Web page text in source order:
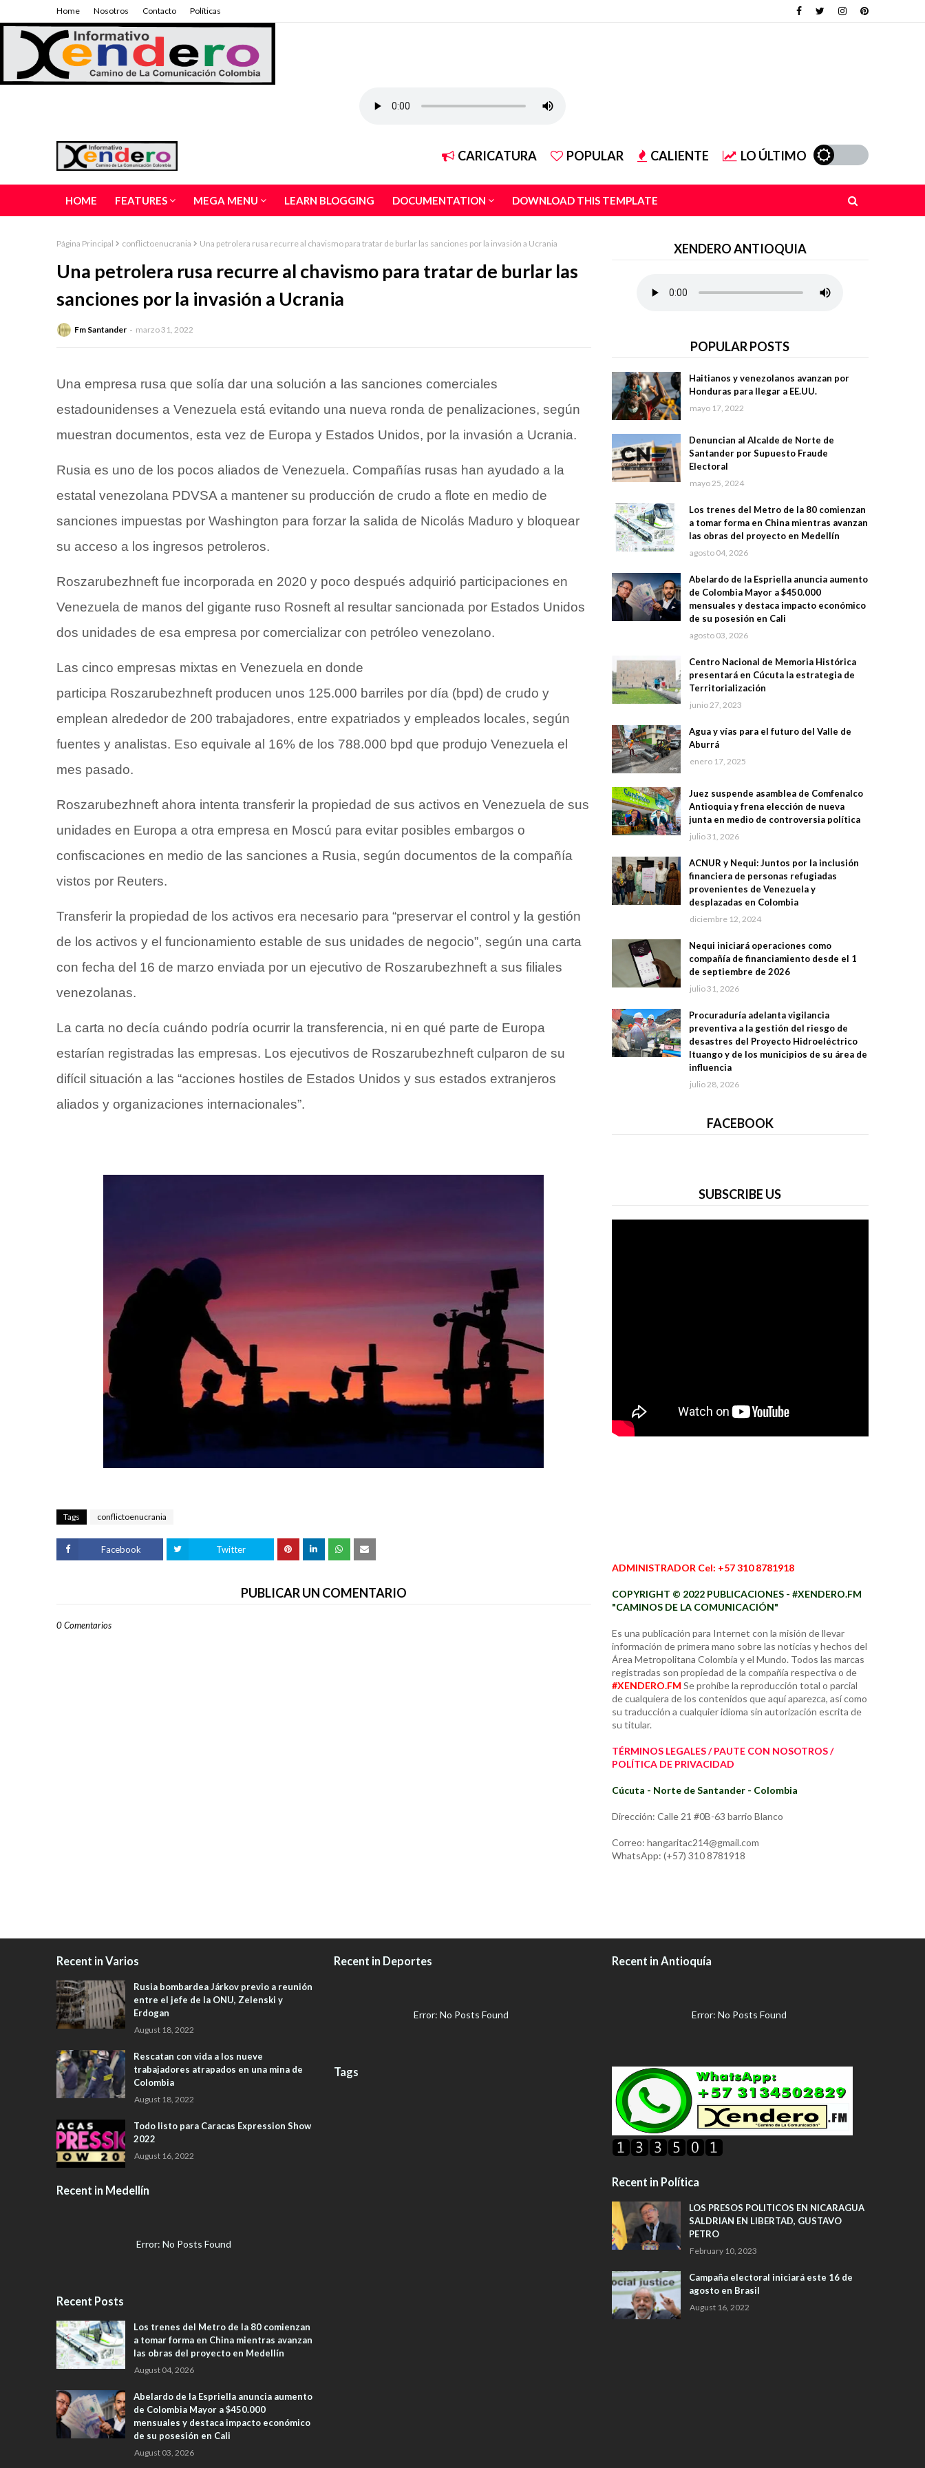
Home Nosotros Contacto Políticas
CARICATURA POPULAR CALIENTE LO ÚLTIMO
HOME FEATURES MEGA MENU LEARN BLOGGING DOCUMENTATION DOWNLOAD THIS TEMPLATE
Página Principal conflictoenucrania Una petrolera rusa recurre al chavismo para tratar de burlar las sanciones por la invasión a Ucrania
Una petrolera rusa recurre al chavismo para tratar de burlar las
sanciones por la invasión a Ucrania
Fm Santander marzo 31, 2022
Una empresa rusa que solía dar una solución a las sanciones comerciales
estadounidenses a Venezuela está evitando una nueva ronda de penalizaciones, según
muestran documentos, esta vez de Europa y Estados Unidos, por la invasión a Ucrania.
Rusia es uno de los pocos aliados de Venezuela. Compañías rusas han ayudado a la
estatal venezolana PDVSA a mantener su producción de crudo a flote en medio de
sanciones impuestas por Washington para forzar la salida de Nicolás Maduro y bloquear
su acceso a los ingresos petroleros.
Roszarubezhneft fue incorporada en 2020 y poco después adquirió participaciones en
Venezuela de manos del gigante ruso Rosneft al resultar sancionada por Estados Unidos
dos unidades de esa empresa por comercializar con petróleo venezolano.
Las cinco empresas mixtas en Venezuela en donde
participa Roszarubezhneft producen unos 125.000 barriles por día (bpd) de crudo y
emplean alrededor de 200 trabajadores, entre expatriados y empleados locales, según
fuentes y analistas. Eso equivale al 16% de los 788.000 bpd que produjo Venezuela el
mes pasado.
Roszarubezhneft ahora intenta transferir la propiedad de sus activos en Venezuela de sus
unidades en Europa a otra empresa en Moscú para evitar posibles embargos o
confiscaciones en medio de las sanciones a Rusia, según documentos de la compañía
vistos por Reuters.
Transferir la propiedad de los activos era necesario para “preservar el control y la gestión
de los activos y el funcionamiento estable de sus unidades de negocio”, según una carta
con fecha del 16 de marzo enviada por un ejecutivo de Roszarubezhneft a sus filiales
venezolanas.
La carta no decía cuándo podría ocurrir la transferencia, ni en qué parte de Europa
estarían registradas las empresas. Los ejecutivos de Roszarubezhneft culparon de su
difícil situación a las “acciones hostiles de Estados Unidos y sus estados extranjeros
aliados y organizaciones internacionales”.
Tags conflictoenucrania
Facebook Twitter
PUBLICAR UN COMENTARIO
0 Comentarios
XENDERO ANTIOQUIA
POPULAR POSTS
Haitianos y venezolanos avanzan por
Honduras para llegar a EE.UU.
mayo 17, 2022
Denuncian al Alcalde de Norte de
Santander por Supuesto Fraude
Electoral
mayo 25, 2024
Los trenes del Metro de la 80 comienzan
a tomar forma en China mientras avanzan
las obras del proyecto en Medellín
agosto 04, 2026
Abelardo de la Espriella anuncia aumento
de Colombia Mayor a $450.000
mensuales y destaca impacto económico
de su posesión en Cali
agosto 03, 2026
Centro Nacional de Memoria Histórica
presentará en Cúcuta la estrategia de
Territorialización
junio 27, 2023
Agua y vías para el futuro del Valle de
Aburrá
enero 17, 2025
Juez suspende asamblea de Comfenalco
Antioquia y frena elección de nueva
junta en medio de controversia política
julio 31, 2026
ACNUR y Nequi: Juntos por la inclusión
financiera de personas refugiadas
provenientes de Venezuela y
desplazadas en Colombia
diciembre 12, 2024
Nequi iniciará operaciones como
compañía de financiamiento desde el 1
de septiembre de 2026
julio 31, 2026
Procuraduría adelanta vigilancia
preventiva a la gestión del riesgo de
desastres del Proyecto Hidroeléctrico
Ituango y de los municipios de su área de
influencia
julio 28, 2026
FACEBOOK
SUBSCRIBE US
ADMINISTRADOR Cel: +57 310 8781918
COPYRIGHT © 2022 PUBLICACIONES - #XENDERO.FM
"CAMINOS DE LA COMUNICACIÓN"
Es una publicación para Internet con la misión de llevar
información de primera mano sobre las noticias y hechos del
Área Metropolitana Colombia y el Mundo. Todos las marcas
registradas son propiedad de la compañía respectiva o de
#XENDERO.FM Se prohíbe la reproducción total o parcial
de cualquiera de los contenidos que aquí aparezca, así como
su traducción a cualquier idioma sin autorización escrita de
su titular.
TÉRMINOS LEGALES / PAUTE CON NOSOTROS /
POLÍTICA DE PRIVACIDAD
Cúcuta - Norte de Santander - Colombia
Dirección: Calle 21 #0B-63 barrio Blanco
Correo: hangaritac214@gmail.com
WhatsApp: (+57) 310 8781918
Recent in Varios
Rusia bombardea Járkov previo a reunión
entre el jefe de la ONU, Zelenski y
Erdogan
August 18, 2022
Rescatan con vida a los nueve
trabajadores atrapados en una mina de
Colombia
August 18, 2022
Todo listo para Caracas Expression Show
2022
August 16, 2022
Recent in Medellín
Error: No Posts Found
Recent Posts
Los trenes del Metro de la 80 comienzan
a tomar forma en China mientras avanzan
las obras del proyecto en Medellín
August 04, 2026
Abelardo de la Espriella anuncia aumento
de Colombia Mayor a $450.000
mensuales y destaca impacto económico
de su posesión en Cali
August 03, 2026
Recent in Deportes
Error: No Posts Found
Tags
Recent in Antioquía
Error: No Posts Found
Recent in Política
LOS PRESOS POLITICOS EN NICARAGUA
SALDRIAN EN LIBERTAD, GUSTAVO
PETRO
February 10, 2023
Campaña electoral iniciará este 16 de
agosto en Brasil
August 16, 2022